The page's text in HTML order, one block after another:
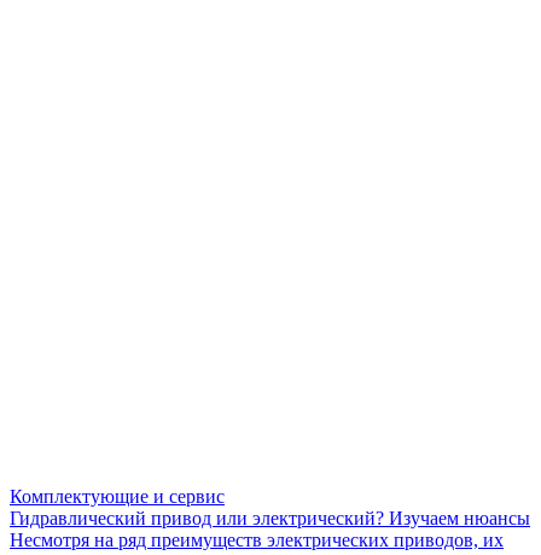
Комплектующие и сервис
Гидравлический привод или электрический? Изучаем нюансы
Несмотря на ряд преимуществ электрических приводов, их